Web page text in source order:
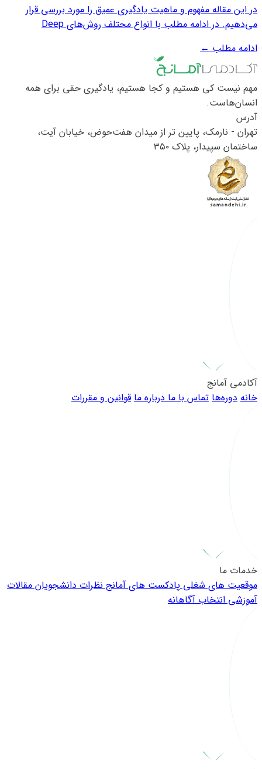
در این مقاله مفهوم و ماهیت یادگیری عمیق را مورد بررسی قرار
می‌دهیم. در ادامه مطلب با انواع محتلف روش‌های Deep
کلاسی از تکنیک‌های یادگیری ماشین است که از لایه‌های زیادی از
پردازش اطلاعات غیر خطی برای...
ادامه مطلب←
مهم نیست کی هستیم و کجا هستیم، یادگیری حقی برای همه
انسان‌هاست.
آدرس
تهران - نارمک، پایین تر از میدان هفت‌حوض، خیابان آیت،
ساختمان سپیدار، پلاک ۳۵۰
آکادمی آمانج
خانه دوره‌ها تماس با مادرباره ما قوانین و مقررات
خدمات ما
موقعیت های شغلیپادکست های آمانجنظرات دانشجویانمقالات
آموزشیانتخاب آگاهانه